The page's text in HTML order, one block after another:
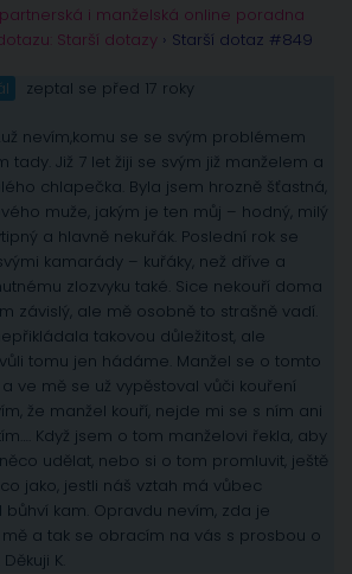
i manželská online poradna
Starší dotazy › Starší dotaz #849
zeptal se před 17 roky
nevím,komu se se svým problémem
tady. Již 7 let žiji se svým již manželem a
chlapečka. Byla jsem hrozně šťastná,
muže, jakým je ten můj – hodný, milý
a hlavně nekuřák. Poslední rok se
kamarády – kuřáky, než dříve a
zlozvyku také. Sice nekouří doma
závislý, ale mě osobně to strašně vadí.
takovou důležitost, ale
tomu jen hádáme. Manžel se o tomto
ve mě se už vypěstoval vůči kouření
že manžel kouří, nejde mi se s ním ani
Když jsem o tom manželovi řekla, aby
udělat, nebo si o tom promluvit, ještě
jako, jestli náš vztah má vůbec
kam. Opravdu nevím, zda je
a tak se obracím na vás s prosbou o
K.